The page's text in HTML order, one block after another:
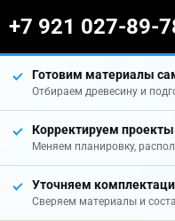
+7 921 027-89-
Готовим материалы
Отбираем древесину и
Корректируем проекты
Меняем планировку,
Уточняем
Сверяем материалы и